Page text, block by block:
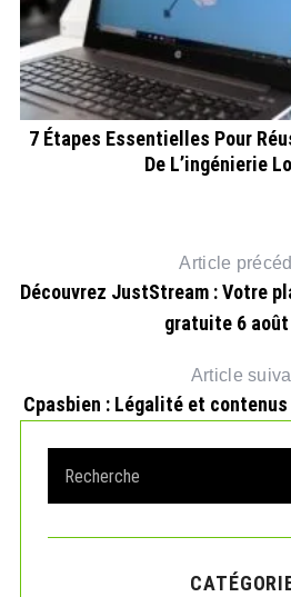
7 Étapes Essentielles Pour
De L’ingénierie
Article
Découvrez JustStream : Votre
gratuite 6 août
Article
Cpasbien : Légalité et
a
r